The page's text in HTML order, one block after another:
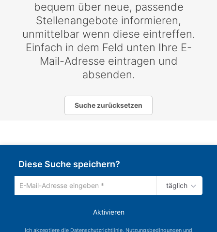
bequem über neue, passende
Stellenangebote informieren,
unmittelbar wenn diese eintreffen.
Einfach in dem Feld unten Ihre E-
Mail-Adresse eintragen und
absenden.
Suche zurücksetzen
Diese Suche speichern?
Um
die
täglich
Aktivieren
Ich akzeptiere die Datenschutzrichtlinie, Nutzungsbedingungen und